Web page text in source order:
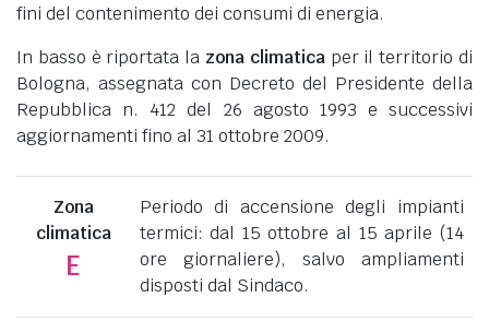
fini del contenimento dei consumi di energia.
In basso è riportata la zona climaticaper il territorio di
Bologna, assegnata con Decreto del Presidente della
Repubblica n. 412 del 26 agosto 1993 e successivi
aggiornamenti fino al 31 ottobre 2009.
Zona
climatica
E
Periodo di accensione degli impianti
termici: dal 15 ottobre al 15 aprile (14
ore giornaliere), salvo ampliamenti
disposti dal Sindaco.